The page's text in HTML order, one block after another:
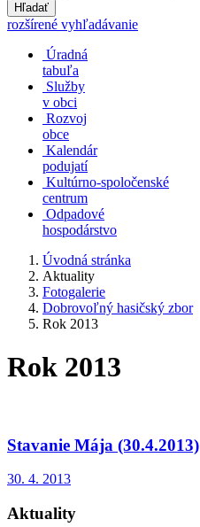
Hľadať
rozšírené vyhľadávanie
Úradná
tabuľa
Služby
v obci
Rozvoj
obce
Kalendár
podujatí
Kultúrno-spoločenské
centrum
Odpadové
hospodárstvo
Úvodná stránka
Aktuality
Fotogalerie
Dobrovoľný hasičský zbor
Rok 2013
Rok 2013
Stavanie Mája (30.4.2013)
30. 4. 2013
Aktuality